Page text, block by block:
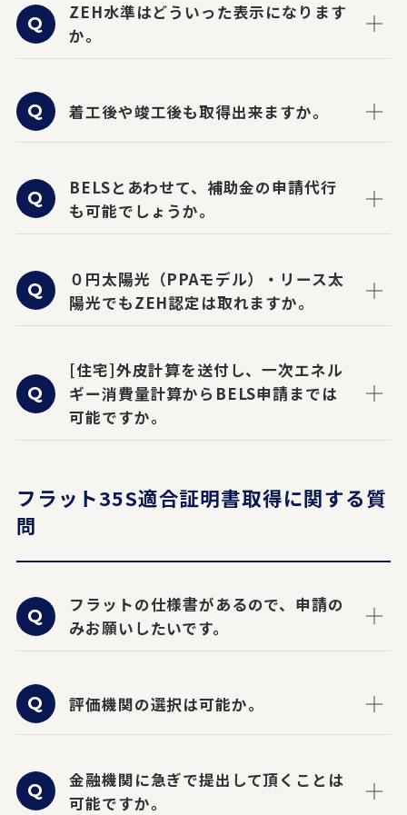
ZEH水準はどういった表示になります
か。
着工後や竣工後も取得出来ますか。
BELSとあわせて、補助金の申請代行
も可能でしょうか。
０円太陽光（PPAモデル）・リース太
陽光でもZEH認定は取れますか。
[住宅]外皮計算を送付し、一次エネル
ギー消費量計算からBELS申請までは
可能ですか。
フラット35S適合証明書取得に関する質
問
フラットの仕様書があるので、申請の
みお願いしたいです。
評価機関の選択は可能か。
金融機関に急ぎで提出して頂くことは
可能ですか。